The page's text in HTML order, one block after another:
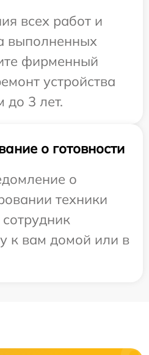
всех работ и
выполненных
фирменный
устройства
до 3 лет.
о готовности
о
техники
к вам домой или в